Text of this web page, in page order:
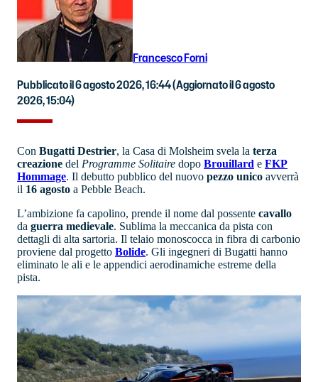
Francesco Forni
Pubblicato il 6 agosto 2026, 16:44(Aggiornato il 6 agosto
2026, 15:04)
Con Bugatti Destrier, la Casa di Molsheim svela la terza
creazione del Programme Solitaire dopo Brouillard e FKP
Hommage. Il debutto pubblico del nuovo pezzo unico avverrà
il 16 agosto a Pebble Beach.
L’ambizione fa capolino, prende il nome dal possente cavallo
da guerra medievale. Sublima la meccanica da pista con
dettagli di alta sartoria. Il telaio monoscocca in fibra di carbonio
proviene dal progetto Bolide. Gli ingegneri di Bugatti hanno
eliminato le ali e le appendici aerodinamiche estreme della
pista.